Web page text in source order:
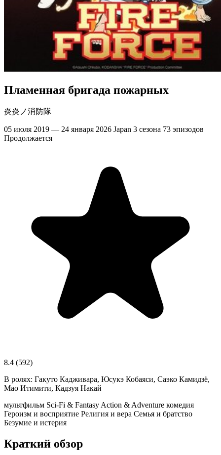
Пламенная бригада пожарных
炎炎ノ消防隊
05 июля 2019 — 24 января 2026 Japan 3 сезона 73 эпизодов
Продолжается
8.4 (592)
В ролях: Гакуто Кадживара, Юсукэ Кобаяси, Саэко Камидзё,
Мао Итимити, Кадзуя Накай
мультфильм Sci-Fi & Fantasy Action & Adventure комедия
Героизм и восприятие Религия и вера Семья и братство
Безумие и истерия
Краткий обзор